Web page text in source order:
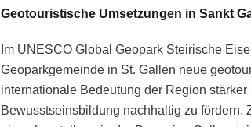
Geotouristische Umsetzungen in Sankt
Im UNESCO Global Geopark Steirische
Geoparkgemeinde in St. Gallen neue
internationale Bedeutung der Region
Bewusstseinsbildung nachhaltig zu